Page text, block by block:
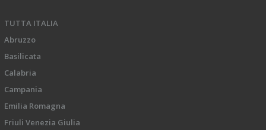
TUTTA ITALIA
Abruzzo
Basilicata
Calabria
Campania
Emilia Romagna
Friuli Venezia Giulia